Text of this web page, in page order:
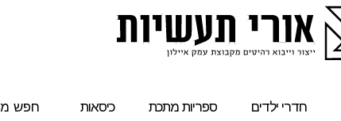
חדרי ילדים ספריות מתכת כיסאות